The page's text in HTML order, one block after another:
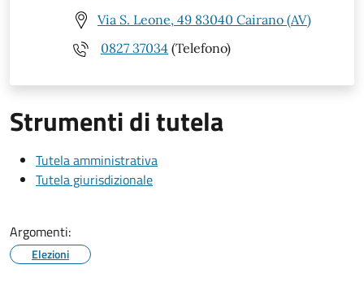
Via S. Leone, 49 83040 Cairano (AV)
0827 37034 (Telefono)
Strumenti di tutela
Tutela amministrativa
Tutela giurisdizionale
Argomenti:
Elezioni